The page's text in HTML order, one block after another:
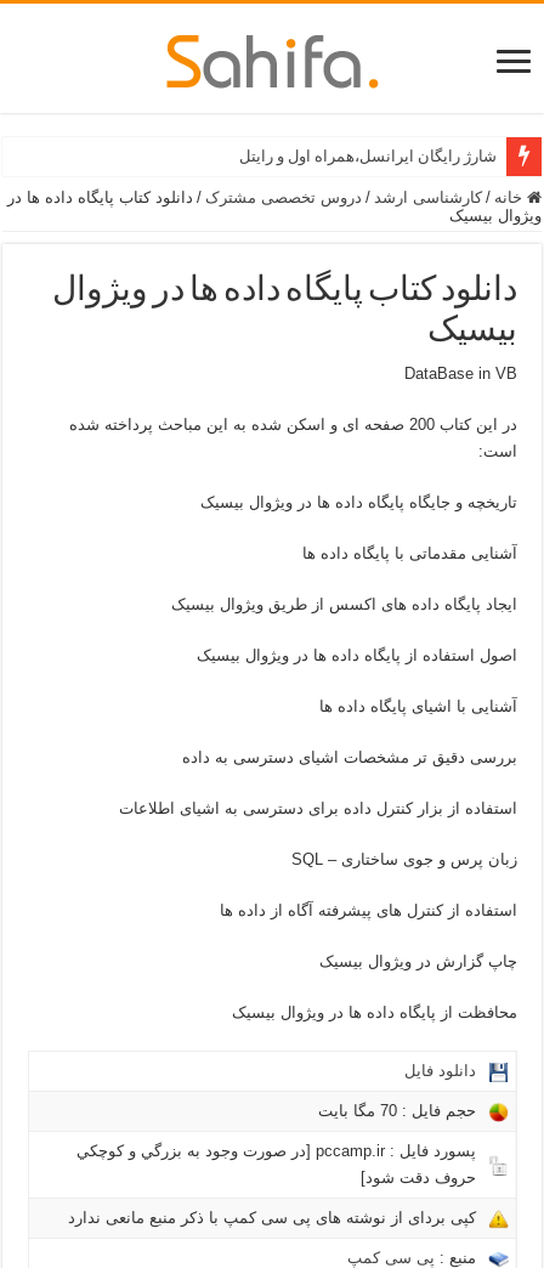
شارژ رایگان ایرانسل،همراه اول و رایتل
خانه / کارشناسی ارشد / دروس تخصصی مشترک / دانلود کتاب پایگاه داده ها در
ویژوال بیسیک
دانلود کتاب پایگاه داده ها در ویژوال
بیسیک
DataBase in VB
در این کتاب 200 صفحه ای و اسکن شده به این مباحث پرداخته شده
است:
تاریخچه و جایگاه پایگاه داده ها در ویژوال بیسیک
آشنایی مقدماتی با پایگاه داده ها
ایجاد پایگاه داده های اکسس از طریق ویژوال بیسیک
اصول استفاده از پایگاه داده ها در ویژوال بیسیک
آشنایی با اشیای پایگاه داده ها
بررسی دقیق تر مشخصات اشیای دسترسی به داده
استفاده از بزار کنترل داده برای دسترسی به اشیای اطلاعات
زبان پرس و جوی ساختاری – SQL
استفاده از کنترل های پیشرفته آگاه از داده ها
چاپ گزارش در ویژوال بیسیک
محافظت از پایگاه داده ها در ویژوال بیسیک
دانلود فایل
حجم فایل : 70 مگا بايت
پسورد فایل : pccamp.ir [در صورت وجود به بزرگي و كوچكي
حروف دقت شود]
کپی بردای از نوشته های پی سی کمپ با ذکر منبع مانعی ندارد
منبع : پی سی کمپ